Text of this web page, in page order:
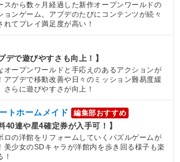
スから数ヶ月経過した新作オープンワールドの
ョンゲーム。アプデのたびにコンテンツが続々
れてプレイ満足度が高い！
デで遊びやすさも向上！】
オープンワールドと手応えのあるアクションが
アプデで移動改善や日々のミッション難易度緩
さらに遊びやすさが向上！
トホームメイド 編集部おすすめ
40連や星4確定券が入手可！】
ロの洋館をリフォームしていくパズルゲームが
美少女のSDキャラが洋館内を歩き回る様子も楽
！